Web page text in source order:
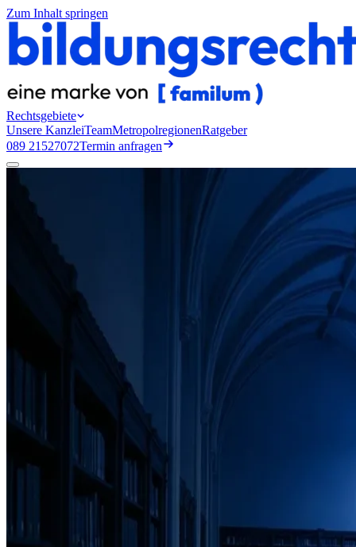
Zum Inhalt springen
Rechtsgebiete
Unsere KanzleiTeamMetropolregionenRatgeber
089 21527072Termin anfragen